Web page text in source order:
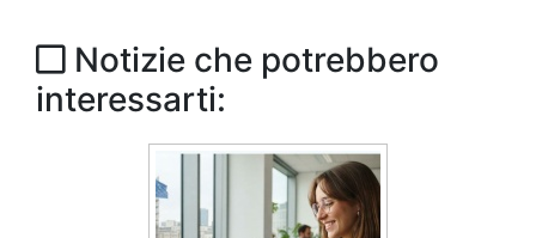
Notizie che potrebbero
interessarti: